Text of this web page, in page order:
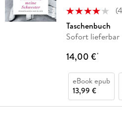
(4
Taschenbuch
Sofort lieferbar
14,00 €*
eBook epub
13,99 €